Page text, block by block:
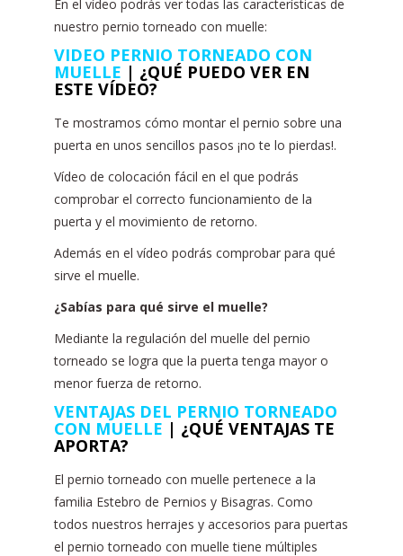
En el vídeo podrás ver todas las características de
nuestro pernio torneado con muelle:
VIDEO PERNIO TORNEADO CON
MUELLE | ¿QUÉ PUEDO VER EN
ESTE VÍDEO?
Te mostramos cómo montar el pernio sobre una
puerta en unos sencillos pasos ¡no te lo pierdas!.
Vídeo de colocación fácil en el que podrás
comprobar el correcto funcionamiento de la
puerta y el movimiento de retorno.
Además en el vídeo podrás comprobar para qué
sirve el muelle.
¿Sabías para qué sirve el muelle?
Mediante la regulación del muelle del pernio
torneado se logra que la puerta tenga mayor o
menor fuerza de retorno.
VENTAJAS DEL PERNIO TORNEADO
CON MUELLE | ¿QUÉ VENTAJAS TE
APORTA?
El pernio torneado con muelle pertenece a la
familia Estebro de Pernios y Bisagras. Como
todos nuestros herrajes y accesorios para puertas
el pernio torneado con muelle tiene múltiples